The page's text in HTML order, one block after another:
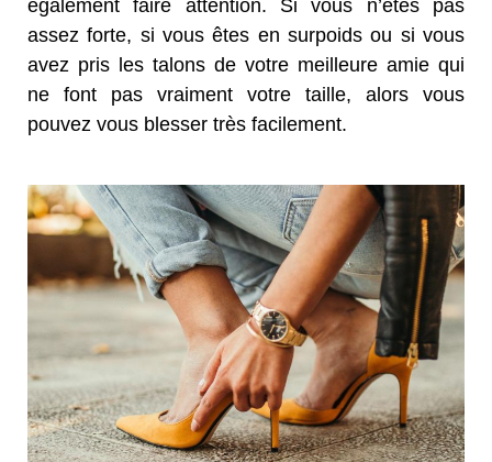
également faire attention. Si vous n’êtes pas
assez forte, si vous êtes en surpoids ou si vous
avez pris les talons de votre meilleure amie qui
ne font pas vraiment votre taille, alors vous
pouvez vous blesser très facilement.